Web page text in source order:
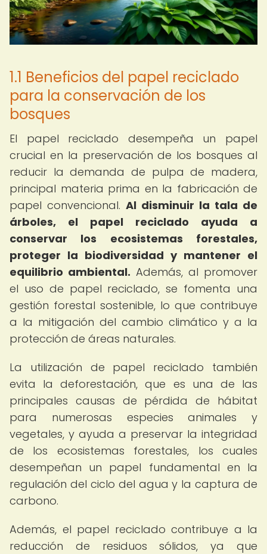
1.1 Beneficios del papel reciclado
para la conservación de los
bosques
El papel reciclado desempeña un papel
crucial en la preservación de los bosques al
reducir la demanda de pulpa de madera,
principal materia prima en la fabricación de
papel convencional. Al disminuir la tala de
árboles, el papel reciclado ayuda a
conservar los ecosistemas forestales,
proteger la biodiversidad y mantener el
equilibrio ambiental. Además, al promover
el uso de papel reciclado, se fomenta una
gestión forestal sostenible, lo que contribuye
a la mitigación del cambio climático y a la
protección de áreas naturales.
La utilización de papel reciclado también
evita la deforestación, que es una de las
principales causas de pérdida de hábitat
para numerosas especies animales y
vegetales, y ayuda a preservar la integridad
de los ecosistemas forestales, los cuales
desempeñan un papel fundamental en la
regulación del ciclo del agua y la captura de
carbono.
Además, el papel reciclado contribuye a la
reducción de residuos sólidos, ya que